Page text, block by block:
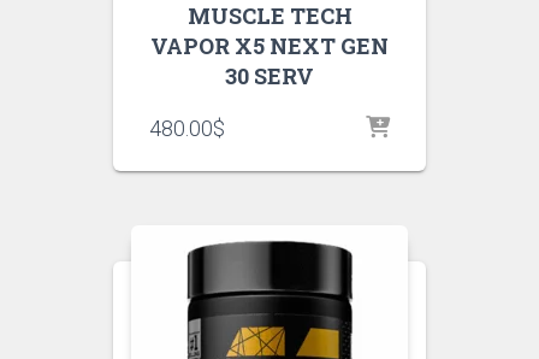
MUSCLE TECH
VAPOR X5 NEXT GEN
30 SERV
480.00$